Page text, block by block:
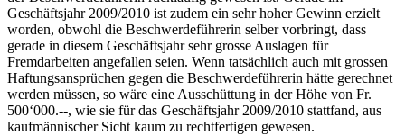
Geschäftsjahr 2009/2010 ist zudem ein sehr hoher Gewinn erzielt
worden, obwohl die Beschwerdeführerin selber vorbringt, dass
gerade in diesem Geschäftsjahr sehr grosse Auslagen für
Fremdarbeiten angefallen seien. Wenn tatsächlich auch mit grossen
Haftungsansprüchen gegen die Beschwerdeführerin hätte gerechnet
werden müssen, so wäre eine Ausschüttung in der Höhe von Fr.
500‘000.--, wie sie für das Geschäftsjahr 2009/2010 stattfand, aus
kaufmännischer Sicht kaum zu rechtfertigen gewesen.